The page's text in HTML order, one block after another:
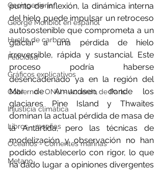
Geoingeniería
George Monbiot en español
Huella de carbono
Felicidad
Gráficos explicativos
Gobierno - ONU - Acuerdo de Paris
Injusticia climática
Libros - reseñas
Océanos - Corrientes marinas
Metano
punto de inflexión, la dinámica interna
del hielo puede impulsar un retroceso
autosostenible que comprometa a un
glaciar a una pérdida de hielo
irreversible, rápida y sustancial. Este
proceso podría haberse
desencadenado ya en la región del
Mar de Amundsen, donde los
glaciares Pine Island y Thwaites
dominan la actual pérdida de masa de
la Antártida, pero las técnicas de
modelización y observación no han
podido establecerlo con rigor, lo que
ha dado lugar a opiniones divergentes